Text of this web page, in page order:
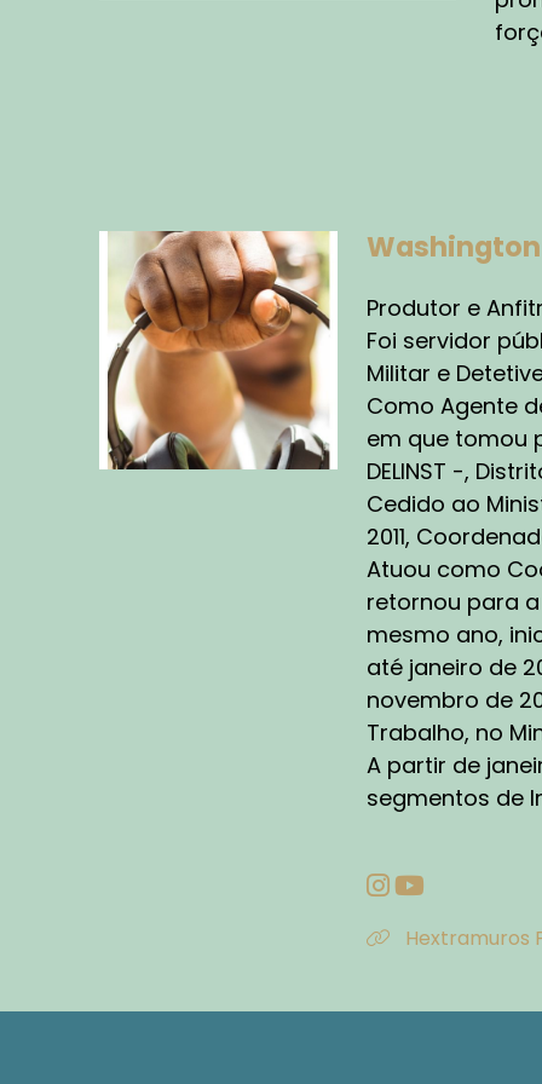
Produtor e
Foi servidor
Militar e
Como Agente
em que tomou
DELINST -,
Cedido ao
2011,
Atuou como
retornou para a
mesmo ano,
até janeiro de
novembro de
Trabalho, no
A partir de
segmentos de
Hextramuros